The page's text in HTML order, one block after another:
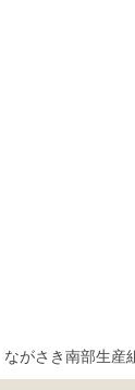
ながさき南部生産